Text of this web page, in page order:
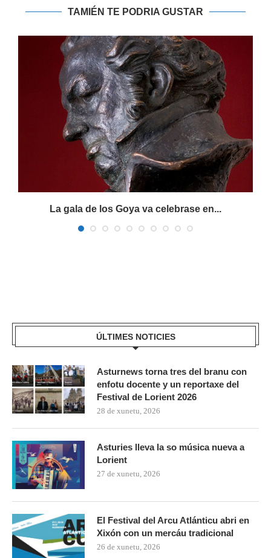
TAMIÉN TE PODRIA GUSTAR
La gala de los Goya va celebrase en...
ÚLTIMES NOTICIES
Asturnews torna tres del branu con
enfotu docente y un reportaxe del
Festival de Lorient 2026
28 de xunetu, 2026
Asturies lleva la so música nueva a
Lorient
27 de xunetu, 2026
El Festival del Arcu Atlánticu abri en
Xixón con un mercáu tradicional
26 de xunetu, 2026